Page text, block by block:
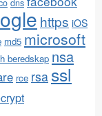
dns
https iOS
md5 microsoft
beredskap nsa
rce rsa ssl